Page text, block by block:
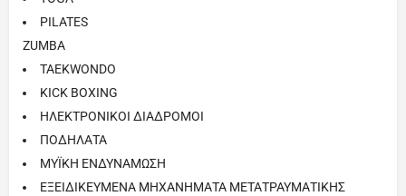
PILATES
ZUMBA
TAEKWONDO
KICK BOXING
ΗΛΕΚΤΡΟΝΙΚΟΙ ΔΙΑΔΡΟΜΟΙ
ΠΟΔΗΛΑΤΑ
ΜΥΪΚΗ ΕΝΔΥΝΑΜΩΣΗ
ΕΞΕΙΔΙΚΕΥΜΕΝΑ ΜΗΧΑΝΗΜΑΤΑ ΜΕΤΑΤΡΑΥΜΑΤΙΚΗΣ